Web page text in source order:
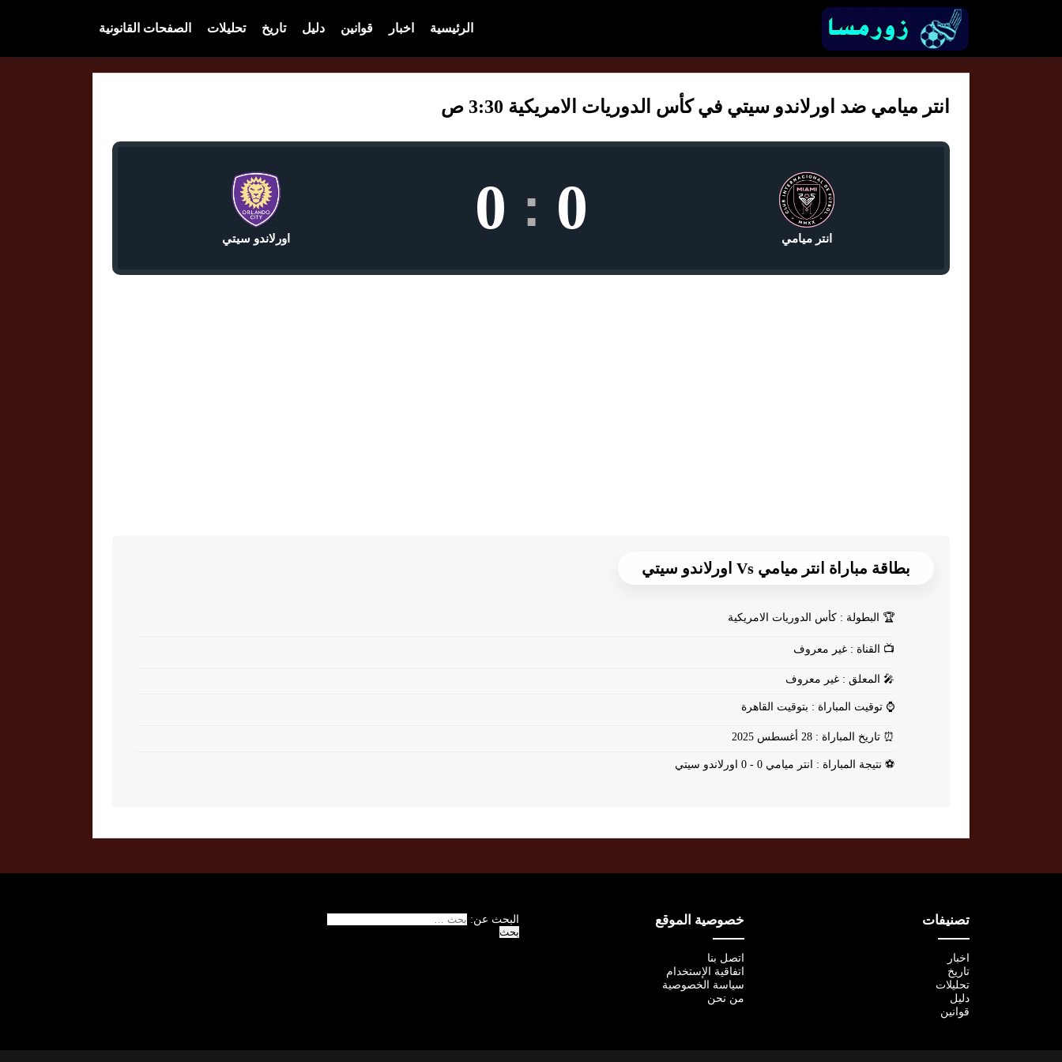
الرئيسية اخبار قوانين دليل تاريخ تحليلات الصفحات القانونية
انتر ميامي ضد اورلاندو سيتي في كأس الدوريات الامريكية 3:30 ص
انتر ميامي 0
:
0 اورلاندو سيتي
بطاقة مباراة انتر ميامي Vs اورلاندو سيتي
🏆 البطولة : كأس الدوريات الامريكية
📺 القناة : غير معروف
🎤 المعلق : غير معروف
⌚ توقيت المباراة : بتوقيت القاهرة
⏰ تاريخ المباراة : 28 أغسطس 2025
⚽ نتيجة المباراة : انتر ميامي 0 - 0 اورلاندو سيتي
تصنيفات
اخبار
تاريخ
تحليلات
دليل
قوانين
خصوصية الموقع
اتصل بنا
اتفاقية الإستخدام
سياسة الخصوصية
من نحن
البحث عن: